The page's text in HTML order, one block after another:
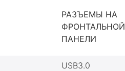
РАЗЪЕМЫ НА
ФРОНТАЛЬНОЙ
ПАНЕЛИ
USB3.0